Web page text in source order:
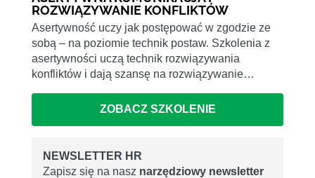
ROZWIĄZYWANIE KONFLIKTÓW
Asertywność uczy jak postępować w zgodzie ze
sobą – na poziomie technik postaw. Szkolenia z
asertywności uczą technik rozwiązywania
konfliktów i dają szansę na rozwiązywanie…
ZOBACZ SZKOLENIE
NEWSLETTER HR
Zapisz się na nasz narzędziowy newsletter